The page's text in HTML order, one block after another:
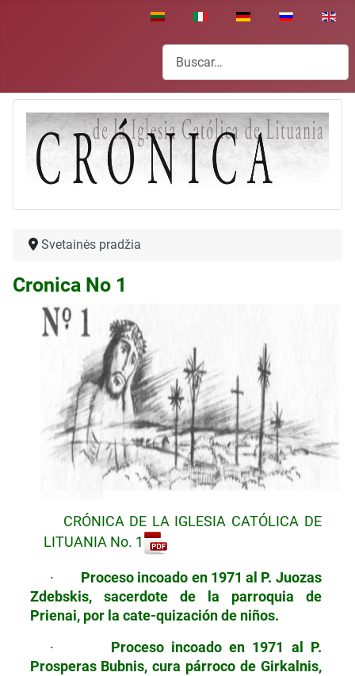
Seleccione su idioma
Buscar
Svetainės pradžia
Cronica No 1
CRÓNICA DE LA IGLESIA CATÓLICA DE
LITUANIA No. 1
·
Proceso incoado en 1971 al P. Juozas
Zdebskis, sacerdote de la parroquia de
Prienai, por la cate-quización de niños.
·
Proceso incoado en 1971 al P.
Prosperas Bubnis, cura párroco de Girkalnis,